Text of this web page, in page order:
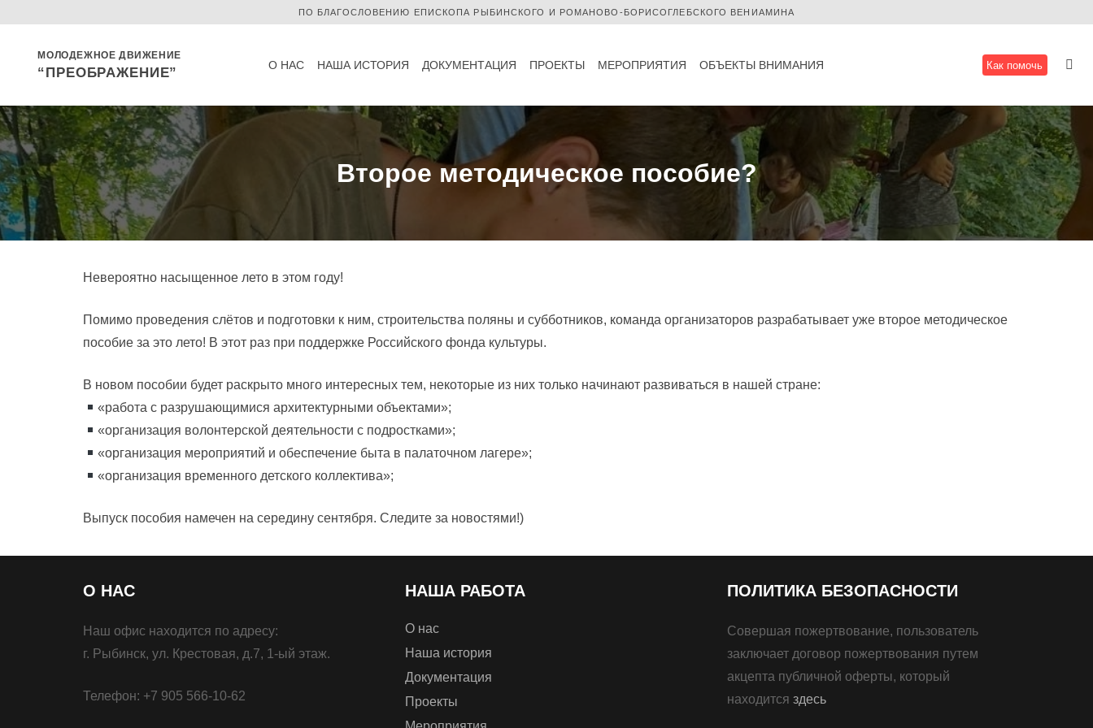
ПО БЛАГОСЛОВЕНИЮ ЕПИСКОПА РЫБИНСКОГО И РОМАНОВО-БОРИСОГЛЕБСКОГО ВЕНИАМИНА
МОЛОДЕЖНОЕ ДВИЖЕНИЕ
“ПРЕОБРАЖЕНИЕ” О НАС НАША ИСТОРИЯ ДОКУМЕНТАЦИЯ ПРОЕКТЫ МЕРОПРИЯТИЯ ОБЪЕКТЫ ВНИМАНИЯ Как помочь
Второе методическое пособие?
Невероятно насыщенное лето в этом году!
Помимо проведения слётов и подготовки к ним, строительства поляны и субботников, команда организаторов разрабатывает уже второе методическое
пособие за это лето! В этот раз при поддержке Российского фонда культуры.
В новом пособии будет раскрыто много интересных тем, некоторые из них только начинают развиваться в нашей стране:
«работа с разрушающимися архитектурными объектами»;
«организация волонтерской деятельности с подростками»;
«организация мероприятий и обеспечение быта в палаточном лагере»;
«организация временного детского коллектива»;
Выпуск пособия намечен на середину сентября. Следите за новостями!)
О НАС
Наш офис находится по адресу:
г. Рыбинск, ул. Крестовая, д.7, 1-ый этаж.
Телефон: +7 905 566-10-62
НАША РАБОТА
О нас
Наша история
Документация
Проекты
ПОЛИТИКА БЕЗОПАСНОСТИ
Совершая пожертвование, пользователь
заключает договор пожертвования путем
акцепта публичной оферты, который
находится здесь